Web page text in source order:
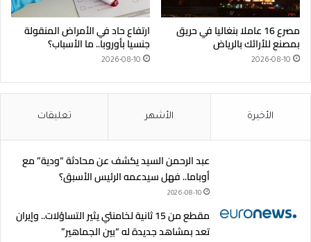
مصرع 16 عاملا بنغاليا في حريق
بمصنع للأرائك بالرياض
2026-08-10
ارتفاع حاد في الأمراض المنقولة
جنسيا بأوروبا.. ما الأسباب؟
2026-08-10
الأخيرة الأشهر تعليقات
عبد الرحمن السيد يكشف عن محادثة “ودية” مع
أوباما.. فهل سيدعمه الرئيس الأسبق؟
2026-08-10
مقطع من 15 ثانية لخامنئي يثير التساؤلات.. وإيران
تعد بمشاهد جديدة له “بين الجماهير”